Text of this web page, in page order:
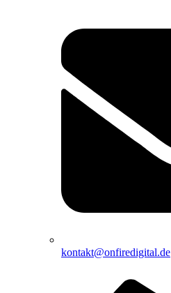
kontakt@onfiredigital.de